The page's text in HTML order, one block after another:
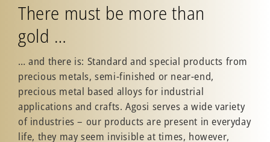
There must be more than
gold …
… and there is: Standard and special products from
precious metals, semi-finished or near-end,
precious metal based alloys for industrial
applications and crafts. Agosi serves a wide variety
of industries – our products are present in everyday
life, they may seem invisible at times, however,